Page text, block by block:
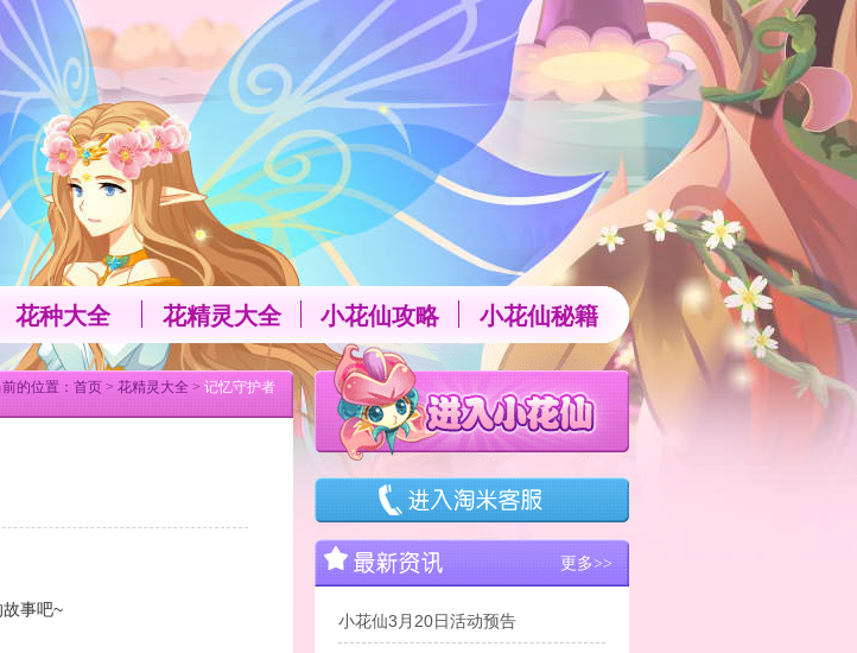
花种大全 花精灵大全 小花仙攻略 小花仙秘籍
的位置： 首页 > 花精灵大全 > 记忆守护者
事吧~
更多>>
小花仙3月20日活动预告